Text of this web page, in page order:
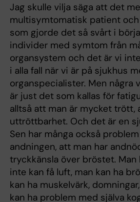
Jag skulle vilja säga att det
multisymtomatisk patient
som gjorde det så svårt i
individer med symtom från
organsystem och det är vi
i alla fall när vi är på sjukhus
organspecialister. Men några
är just det som kallas för
alltså att man är mycket trött,
uttröttbarhet. Och det är en
Sen har många också
andningen, att man har
tryckkänsla över bröstet. Man
inte kan få luft, man kan ha
kan ha muskelvärk,
kan ha problem med själva